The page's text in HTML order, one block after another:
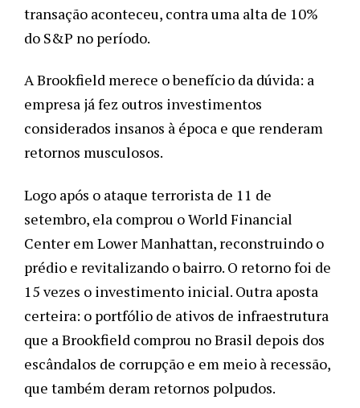
transação aconteceu, contra uma alta de 10%
do S&P no período.
A Brookfield merece o benefício da dúvida: a
empresa já fez outros investimentos
considerados insanos à época e que renderam
retornos musculosos.
Logo após o ataque terrorista de 11 de
setembro, ela comprou o World Financial
Center em Lower Manhattan, reconstruindo o
prédio e revitalizando o bairro. O retorno foi de
15 vezes o investimento inicial. Outra aposta
certeira: o portfólio de ativos de infraestrutura
que a Brookfield comprou no Brasil depois dos
escândalos de corrupção e em meio à recessão,
que também deram retornos polpudos.